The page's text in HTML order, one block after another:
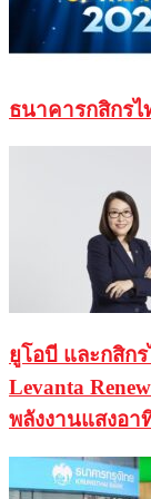
ธนาคารกสิกรไ
ยูโอบี และกสิก
Levanta
พลังงานแสงอา